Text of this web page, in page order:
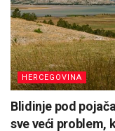
HERCEGOVINA
Blidinje pod
sve veći problem,